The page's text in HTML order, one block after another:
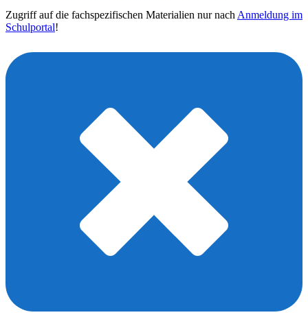
Zugriff auf die fachspezifischen Materialien nur nach Anmeldung im
Schulportal!